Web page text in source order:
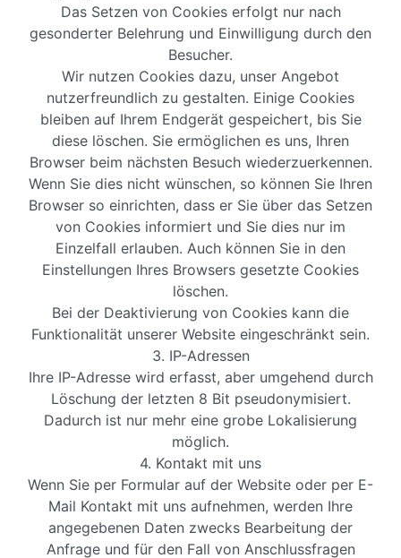
Das Setzen von Cookies erfolgt nur nach
gesonderter Belehrung und Einwilligung durch den
Besucher.
Wir nutzen Cookies dazu, unser Angebot
nutzerfreundlich zu gestalten. Einige Cookies
bleiben auf Ihrem Endgerät gespeichert, bis Sie
diese löschen. Sie ermöglichen es uns, Ihren
Browser beim nächsten Besuch wiederzuerkennen.
Wenn Sie dies nicht wünschen, so können Sie Ihren
Browser so einrichten, dass er Sie über das Setzen
von Cookies informiert und Sie dies nur im
Einzelfall erlauben. Auch können Sie in den
Einstellungen Ihres Browsers gesetzte Cookies
löschen.
Bei der Deaktivierung von Cookies kann die
Funktionalität unserer Website eingeschränkt sein.
3. IP-Adressen
Ihre IP-Adresse wird erfasst, aber umgehend durch
Löschung der letzten 8 Bit pseudonymisiert.
Dadurch ist nur mehr eine grobe Lokalisierung
möglich.
4. Kontakt mit uns
Wenn Sie per Formular auf der Website oder per E-
Mail Kontakt mit uns aufnehmen, werden Ihre
angegebenen Daten zwecks Bearbeitung der
Anfrage und für den Fall von Anschlussfragen